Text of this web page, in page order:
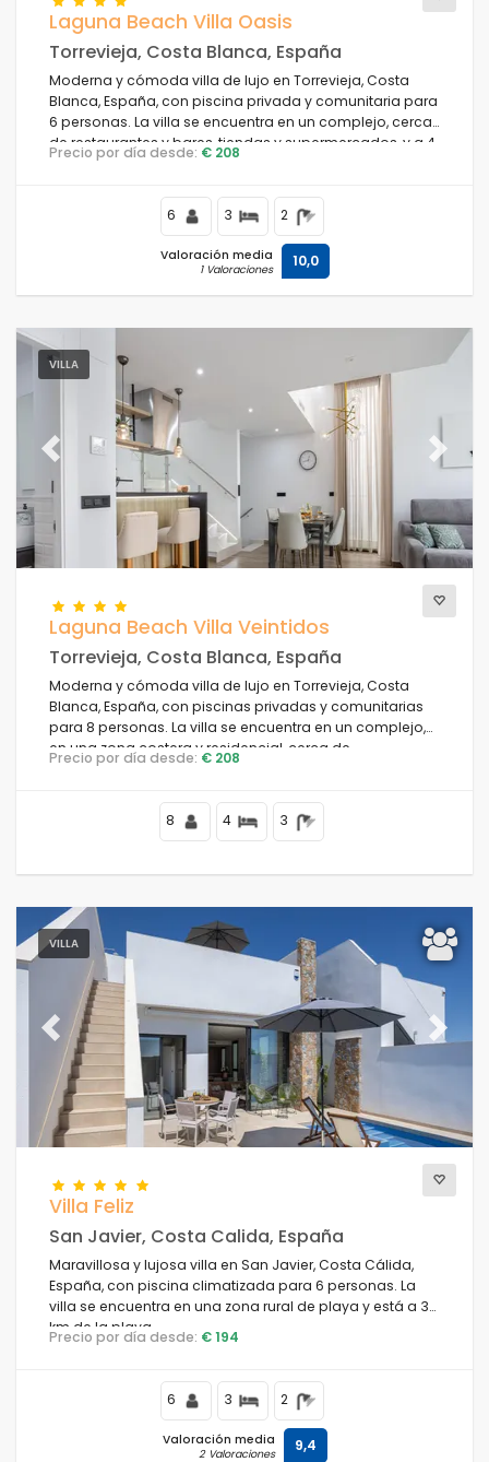
Laguna Beach Villa Oasis
Torrevieja, Costa Blanca, España
Moderna y cómoda villa de lujo en Torrevieja, Costa
Blanca, España, con piscina privada y comunitaria para
6 personas. La villa se encuentra en un complejo, cerca
de restaurantes y bares, tiendas y supermercados, y a 4
km de la playa.
Precio por día desde: € 208
6 3 2
Valoración media
1 Valoraciones 10,0
VILLA
Previous Next
Laguna Beach Villa Veintidos
Torrevieja, Costa Blanca, España
Moderna y cómoda villa de lujo en Torrevieja, Costa
Blanca, España, con piscinas privadas y comunitarias
para 8 personas. La villa se encuentra en un complejo,
en una zona costera y residencial, cerca de
restaurantes y bares, tiendas y supermercados, y a 4 km
Precio por día desde: € 208
8 4 3
VILLA
Previous Next
Villa Feliz
San Javier, Costa Calida, España
Maravillosa y lujosa villa en San Javier, Costa Cálida,
España, con piscina climatizada para 6 personas. La
villa se encuentra en una zona rural de playa y está a 3
km de la playa.
Precio por día desde: € 194
6 3 2
Valoración media
2 Valoraciones 9,4